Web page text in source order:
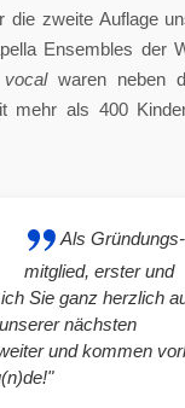
die zweite Auflage
Ensembles der
vocalwaren neben
mehr als 400
Als Gründungs-
mitglied, erster und
Sie ganz herzlich
nächsten
und kommen